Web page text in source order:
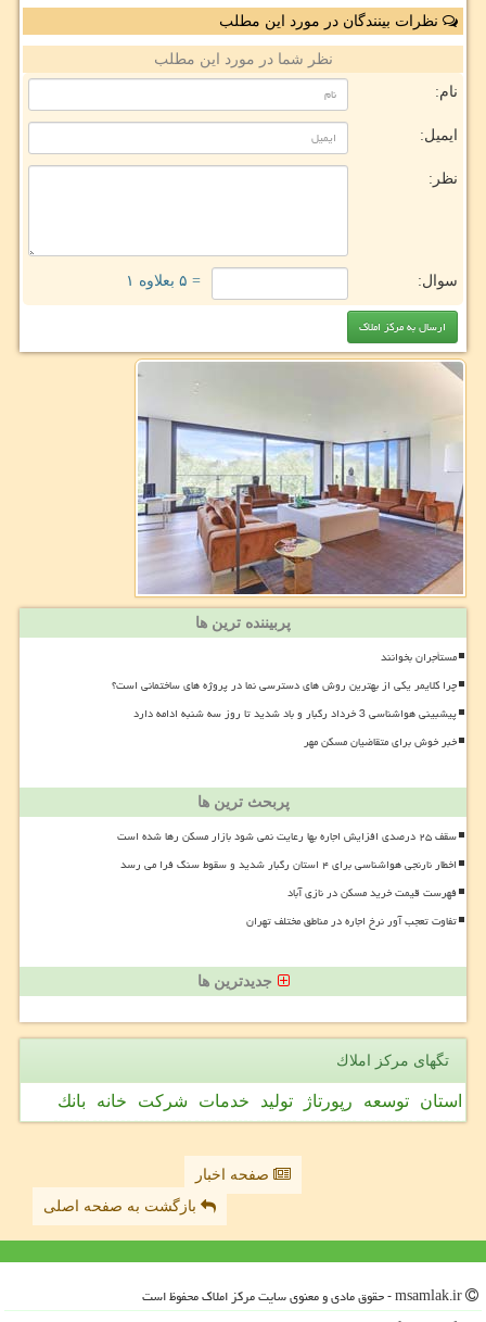
نظرات بینندگان در مورد این مطلب
نظر شما در مورد این مطلب
نام:
ایمیل:
نظر:
سوال: = ۵ بعلاوه ۱
پربیننده ترین ها
مستأجران بخوانند
چرا کلایمر یکی از بهترین روش های دسترسی نما در پروژه های ساختمانی است؟
پیشبینی هواشناسی 3 خرداد رگبار و باد شدید تا روز سه شنبه ادامه دارد
خبر خوش برای متقاضیان مسکن مهر
پربحث ترین ها
سقف ۲۵ درصدی افزایش اجاره بها رعایت نمی شود بازار مسکن رها شده است
اخطار نارنجی هواشناسی برای ۴ استان رگبار شدید و سقوط سنگ فرا می رسد
فهرست قیمت خرید مسکن در نازی آباد
تفاوت تعجب آور نرخ اجاره در مناطق مختلف تهران
جدیدترین ها
تگهای مركز املاك
استان توسعه رپورتاژ تولید خدمات شركت خانه بانك
صفحه اخبار
بازگشت به صفحه اصلی